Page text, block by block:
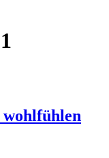
wohlfühlen